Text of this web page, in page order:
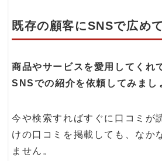
既存の顧客にSNSで広め
商品やサービスを愛用してくれ
SNSでの紹介を依頼してみまし
今や検索すればすぐに口コミが
けの口コミを掲載しても、なか
ません。